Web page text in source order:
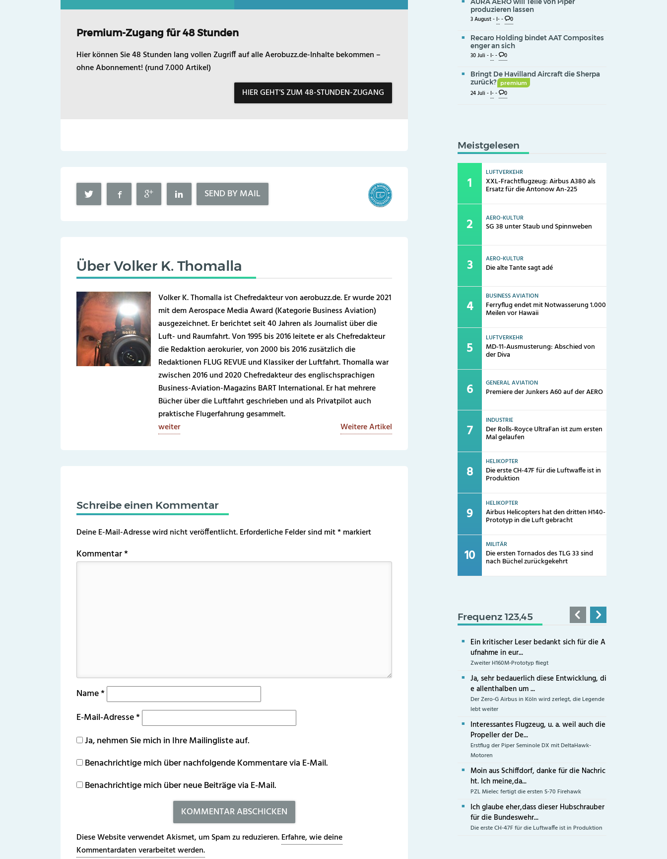
Premium-Zugang für 48 Stunden
Hier können Sie 48 Stunden lang vollen Zugriff auf alle Aerobuzz.de-Inhalte bekommen –
ohne Abonnement! (rund 7.000 Artikel)
HIER GEHT’S ZUM 48-STUNDEN-ZUGANG
SEND BY MAIL
Über Volker K. Thomalla
Volker K. Thomalla ist Chefredakteur von aerobuzz.de. Er wurde 2021
mit dem Aerospace Media Award (Kategorie Business Aviation)
ausgezeichnet. Er berichtet seit 40 Jahren als Journalist über die
Luft- und Raumfahrt. Von 1995 bis 2016 leitete er als Chefredakteur
die Redaktion aerokurier, von 2000 bis 2016 zusätzlich die
Redaktionen FLUG REVUE und Klassiker der Luftfahrt. Thomalla war
zwischen 2016 und 2020 Chefredakteur des englischsprachigen
Business-Aviation-Magazins BART International. Er hat mehrere
Bücher über die Luftfahrt geschrieben und als Privatpilot auch
praktische Flugerfahrung gesammelt.
weiter
Weitere Artikel
Schreibe einen Kommentar
Deine E-Mail-Adresse wird nicht veröffentlicht.Erforderliche Felder sind mit*markiert
Kommentar*
Name*
E-Mail-Adresse*
Ja, nehmen Sie mich in Ihre Mailingliste auf.
Benachrichtige mich über nachfolgende Kommentare via E-Mail.
Benachrichtige mich über neue Beiträge via E-Mail.
Diese Website verwendet Akismet, um Spam zu reduzieren.Erfahre, wie deine
Kommentardaten verarbeitet werden.
produzieren lassen
3 August -I-- 0
Recaro Holding bindet AAT Composites
enger an sich
30 Juli -I-- 0
Bringt De Havilland Aircraft die Sherpa
zurück?
premium
24 Juli -I-- 0
Meistgelesen
LUFTVERKEHR
XXL-Frachtflugzeug: Airbus A380 als
Ersatz für die Antonow An-225
AERO-KULTUR
SG 38 unter Staub und Spinnweben
AERO-KULTUR
Die alte Tante sagt adé
BUSINESS AVIATION
Ferryflug endet mit Notwasserung 1.000
Meilen vor Hawaii
LUFTVERKEHR
MD-11-Ausmusterung: Abschied von
der Diva
GENERAL AVIATION
Premiere der Junkers A60 auf der AERO
INDUSTRIE
Der Rolls-Royce UltraFan ist zum ersten
Mal gelaufen
HELIKOPTER
Die erste CH-47F für die Luftwaffe ist in
Produktion
HELIKOPTER
Airbus Helicopters hat den dritten H140-
Prototyp in die Luft gebracht
MILITÄR
Die ersten Tornados des TLG 33 sind
nach Büchel zurückgekehrt
Frequenz 123,45
Ein kritischer Leser bedankt sich für die A
ufnahme in eur...
Zweiter H160M-Prototyp fliegt
Ja, sehr bedauerlich diese Entwicklung, di
e allenthalben um ...
Der Zero-G Airbus in Köln wird zerlegt, die Legende
lebt weiter
Interessantes Flugzeug, u. a. weil auch die
Propeller der De...
Erstflug der Piper Seminole DX mit DeltaHawk-
Motoren
Moin aus Schiffdorf, danke für die Nachric
ht. Ich meine,da...
PZL Mielec fertigt die ersten S-70 Firehawk
Ich glaube eher,dass dieser Hubschrauber
für die Bundeswehr...
Die erste CH-47F für die Luftwaffe ist in Produktion